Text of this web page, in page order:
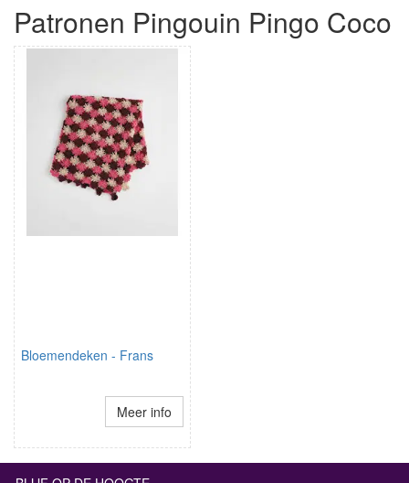
Patronen Pingouin Pingo Coco
Bloemendeken - Frans
Meer info